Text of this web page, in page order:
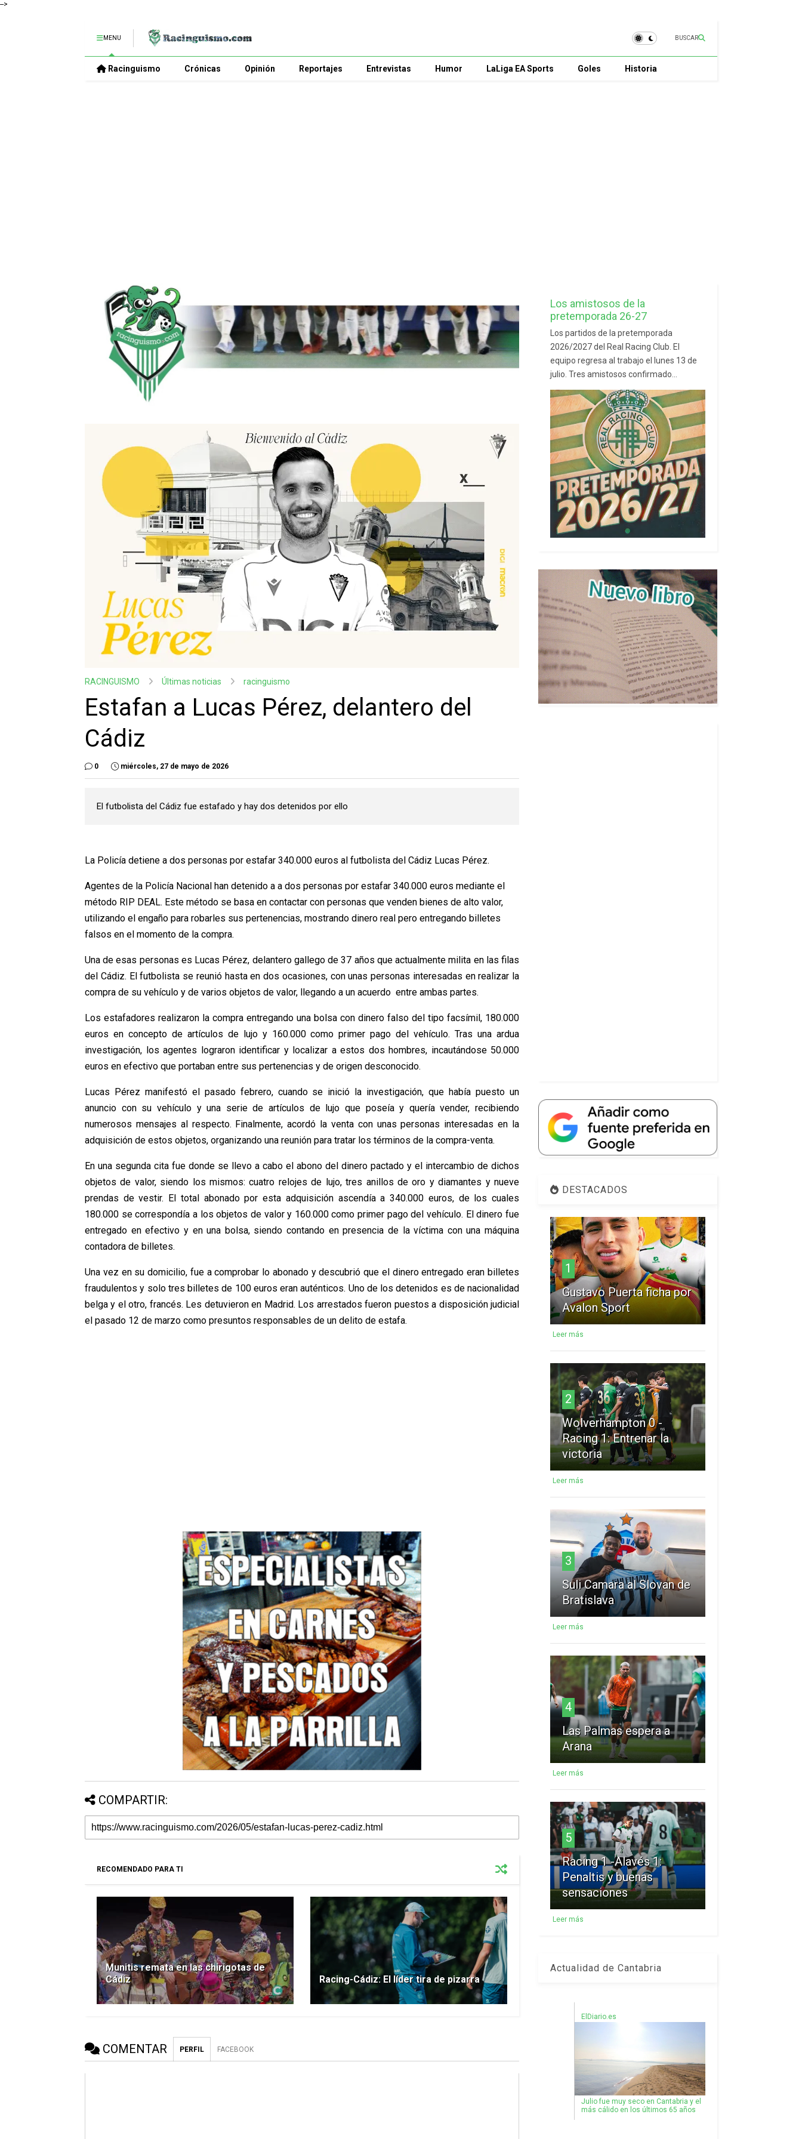
-->
MENU BUSCAR
Racinguismo Crónicas Opinión Reportajes Entrevistas Humor LaLiga EA Sports Goles Historia
RACINGUISMO Últimas noticias racinguismo
Estafan a Lucas Pérez, delantero del
Cádiz
0 miércoles, 27 de mayo de 2026
El futbolista del Cádiz fue estafado y hay dos detenidos por ello
La Policía detiene a dos personas por estafar 340.000 euros al futbolista del Cádiz Lucas Pérez.
Agentes de la Policía Nacional han detenido a a dos personas por estafar 340.000 euros mediante el
método RIP DEAL. Este método se basa en contactar con personas que venden bienes de alto valor,
utilizando el engaño para robarles sus pertenencias, mostrando dinero real pero entregando billetes
falsos en el momento de la compra.
Una de esas personas es Lucas Pérez, delantero gallego de 37 años que actualmente milita en las filas
del Cádiz. El futbolista se reunió hasta en dos ocasiones, con unas personas interesadas en realizar la
compra de su vehículo y de varios objetos de valor, llegando a un acuerdo entre ambas partes.
Los estafadores realizaron la compra entregando una bolsa con dinero falso del tipo facsímil, 180.000
euros en concepto de artículos de lujo y 160.000 como primer pago del vehículo. Tras una ardua
investigación, los agentes lograron identificar y localizar a estos dos hombres, incautándose 50.000
euros en efectivo que portaban entre sus pertenencias y de origen desconocido.
Lucas Pérez manifestó el pasado febrero, cuando se inició la investigación, que había puesto un
anuncio con su vehículo y una serie de artículos de lujo que poseía y quería vender, recibiendo
numerosos mensajes al respecto. Finalmente, acordó la venta con unas personas interesadas en la
adquisición de estos objetos, organizando una reunión para tratar los términos de la compra-venta.
En una segunda cita fue donde se llevo a cabo el abono del dinero pactado y el intercambio de dichos
objetos de valor, siendo los mismos: cuatro relojes de lujo, tres anillos de oro y diamantes y nueve
prendas de vestir. El total abonado por esta adquisición ascendía a 340.000 euros, de los cuales
180.000 se correspondía a los objetos de valor y 160.000 como primer pago del vehículo. El dinero fue
entregado en efectivo y en una bolsa, siendo contando en presencia de la víctima con una máquina
contadora de billetes.
Una vez en su domicilio, fue a comprobar lo abonado y descubrió que el dinero entregado eran billetes
fraudulentos y solo tres billetes de 100 euros eran auténticos. Uno de los detenidos es de nacionalidad
belga y el otro, francés. Les detuvieron en Madrid. Los arrestados fueron puestos a disposición judicial
el pasado 12 de marzo como presuntos responsables de un delito de estafa.
COMPARTIR:
RECOMENDADO PARA TI
Munitis remata en las chirigotas de
Cádiz
Racing-Cádiz: El líder tira de pizarra
COMENTAR PERFIL FACEBOOK
Los amistosos de la
pretemporada 26-27
Los partidos de la pretemporada
2026/2027 del Real Racing Club. El
equipo regresa al trabajo el lunes 13 de
julio. Tres amistosos confirmado...
DESTACADOS
1
Gustavo Puerta ficha por
Avalon Sport
Leer más
2
Wolverhampton 0 -
Racing 1: Entrenar la
victoria
Leer más
3
Suli Camara al Slovan de
Bratislava
Leer más
4
Las Palmas espera a
Arana
Leer más
5
Racing 1 -Alavés 1:
Penaltis y buenas
sensaciones
Leer más
Actualidad de Cantabria
ElDiario.es
Julio fue muy seco en Cantabria y el
más cálido en los últimos 65 años